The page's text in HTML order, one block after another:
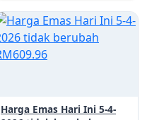
Harga Emas Hari Ini 5-4-